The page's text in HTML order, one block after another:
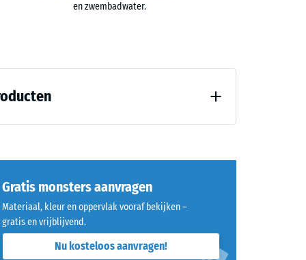
en zwembadwater.
Gratis monsters aanvragen
Materiaal, kleur en oppervlak vooraf bekijken –
gratis en vrijblijvend.
Nu kosteloos aanvragen!